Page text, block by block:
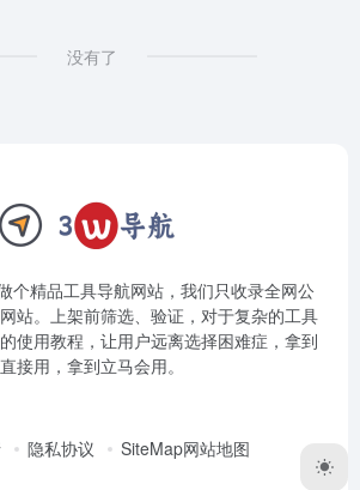
没有了
个精品工具导航网站，我们只收录全网公
站。上架前筛选、验证，对于复杂的工具
使用教程，让用户远离选择困难症，拿到
直接用，拿到立马会用。
隐私协议 SiteMap网站地图